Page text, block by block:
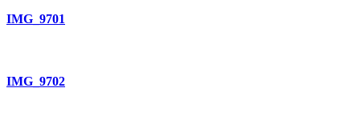
IMG_9701
IMG_9702